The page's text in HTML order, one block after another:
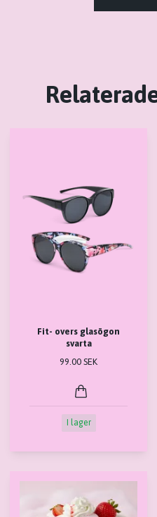
Fit- overs glasögon
svarta
99.00 SEK
I lager